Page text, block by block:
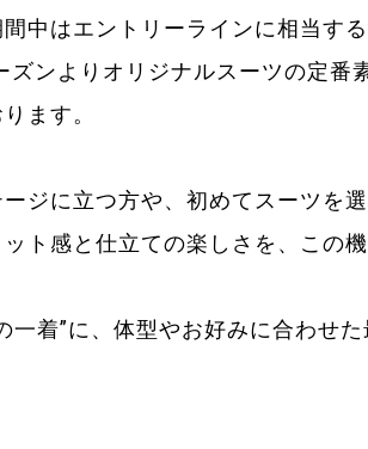
中はエントリーラインに相当す
ズンよりオリジナルスーツの定
ます。
ジに立つ方や、初めてスーツを
ト感と仕立ての楽しさを、この
一着”に、体型やお好みに合わせ